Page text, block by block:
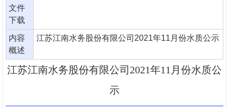
文件
下载
内容
概述
江苏江南水务股份有限公司2021年11月份水质公示
江苏江南水务股份有限公司2021年11月份水质公
示